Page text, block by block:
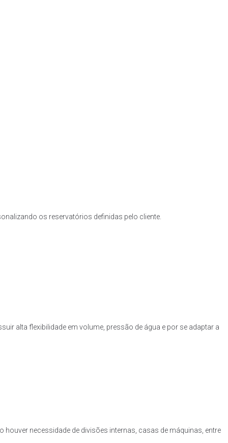
os reservatórios definidas pelo cliente.
alta flexibilidade em volume, pressão de água e por se adaptar a
necessidade de divisões internas, casas de máquinas, entre